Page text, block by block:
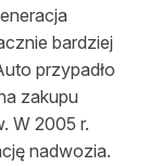
bardziej
przypadło
zakupu
W 2005 r.
nadwozia.